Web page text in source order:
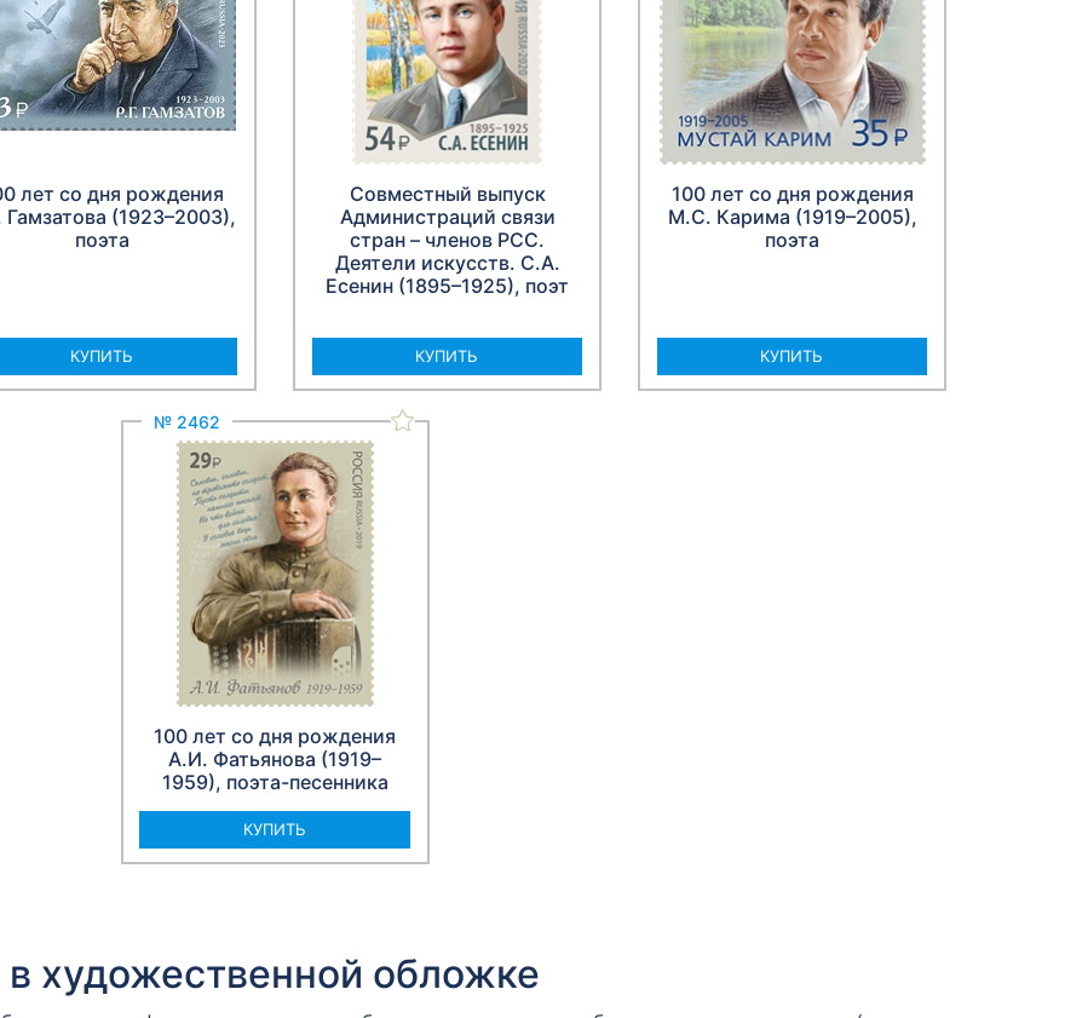
лет со дня рождения
Гамзатова (1923–2003),
поэта
КУПИТЬ
Совместный выпуск
Администраций связи
стран – членов РСС.
Деятели искусств. С.А.
Есенин (1895–1925), поэт
КУПИТЬ
100 лет со дня рождения
М.С. Карима (1919–2005),
поэта
КУПИТЬ
№ 2462
100 лет со дня рождения
А.И. Фатьянова (1919–
1959), поэта-песенника
КУПИТЬ
художественной обложке